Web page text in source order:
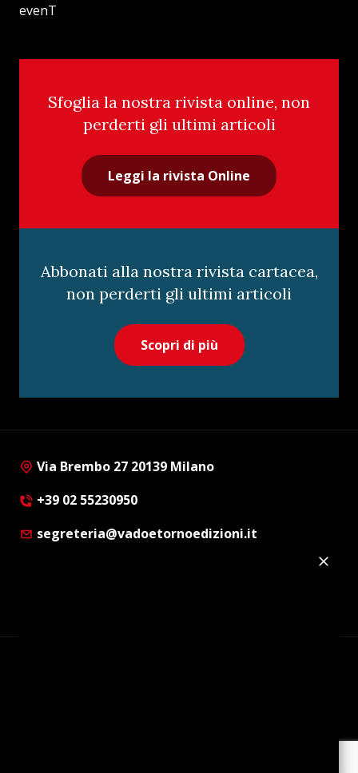
evenT
Sfoglia la nostra rivista online, non
perderti gli ultimi articoli
Leggi la rivista Online
Abbonati alla nostra rivista cartacea,
non perderti gli ultimi articoli
Scopri di più
Via Brembo 27 20139 Milano
+39 02 55230950
segreteria@vadoetornoedizioni.it